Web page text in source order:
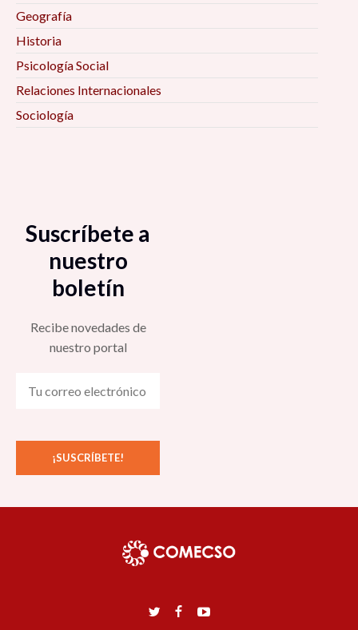
Geografía
Historia
Psicología Social
Relaciones Internacionales
Sociología
Suscríbete a
nuestro
boletín
Recibe novedades de
nuestro portal